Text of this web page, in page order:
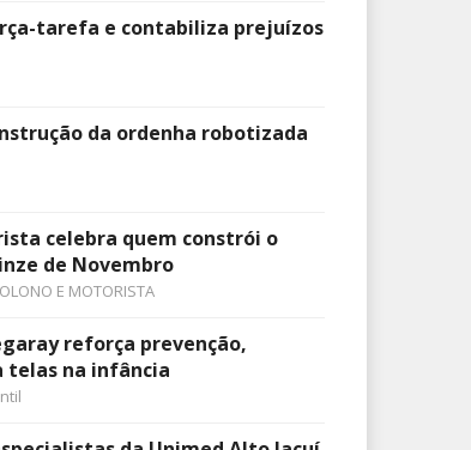
tarefa e contabiliza prejuízos
da ordenha robotizada
celebra quem constrói o
de Novembro
E MOTORISTA
reforça prevenção,
telas na infância